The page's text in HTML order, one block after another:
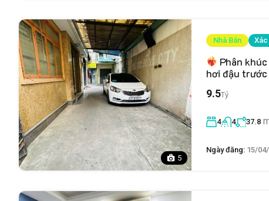
5
Nhà Bán
Phân
hơi đậu trước
9.5Tỷ
4 4 37.8
Ngày đăng: 15/